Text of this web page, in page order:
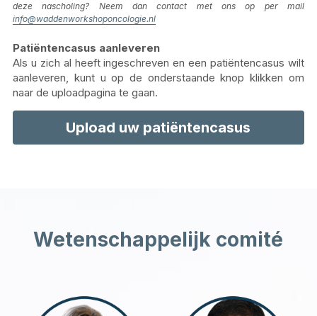
deze nascholing? Neem dan contact met ons op per mail
info@waddenworkshoponcologie.nl
Patiëntencasus aanleveren
Als u zich al heeft ingeschreven en een patiëntencasus wilt
aanleveren, kunt u op de onderstaande knop klikken om
naar de uploadpagina te gaan.
Upload uw patiëntencasus
Wetenschappelijk comité